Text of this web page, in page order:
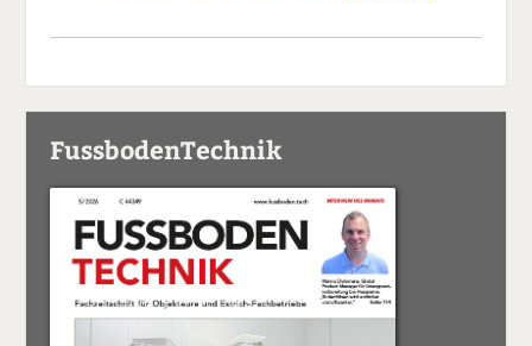
FussbodenTechnik